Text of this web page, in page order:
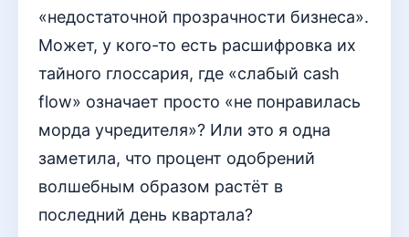
«недостаточной прозрачности бизнеса».
Может, у кого-то есть расшифровка их
тайного глоссария, где «слабый cash
flow» означает просто «не понравилась
морда учредителя»? Или это я одна
заметила, что процент одобрений
волшебным образом растёт в
последний день квартала?